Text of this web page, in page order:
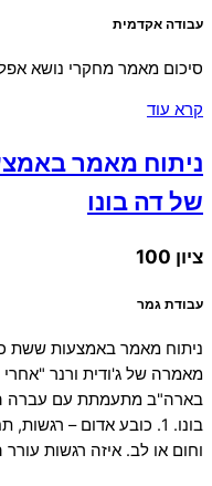
עבודה אקדמית
סיכום מאמר מחקרי נושא
קרא עוד
ניתוח מאמר
של דה בונו
ציון 100
עבודת גמר
ניתוח מאמר באמצעות ששת
מאמרה של ג'ודית ורנר
בארה"ב מתעמתת עם עברה
בונו. 1. כובע אדום –
וחום או לב. איזה רגשות עורר המאמר? 2. כובע